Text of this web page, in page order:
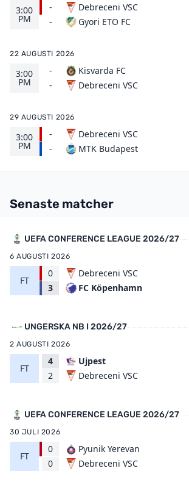
3:00
PM
-
-
Debreceni VSC
Gyori ETO FC
22 AUGUSTI 2026
3:00
PM
-
-
Kisvarda FC
Debreceni VSC
29 AUGUSTI 2026
3:00
PM
-
-
Debreceni VSC
MTK Budapest
Senaste matcher
UEFA CONFERENCE LEAGUE 2026/27
6 AUGUSTI 2026
FT
0
3
Debreceni VSC
FC Köpenhamn
UNGERSKA NB I 2026/27
2 AUGUSTI 2026
FT
4
2
Ujpest
Debreceni VSC
UEFA CONFERENCE LEAGUE 2026/27
30 JULI 2026
FT
0
0
Pyunik Yerevan
Debreceni VSC